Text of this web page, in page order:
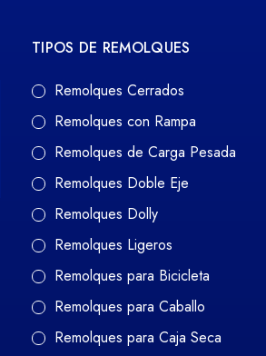
TIPOS DE REMOLQUES
Remolques Cerrados
Remolques con Rampa
Remolques de Carga Pesada
Remolques Doble Eje
Remolques Dolly
Remolques Ligeros
Remolques para Bicicleta
Remolques para Caballo
Remolques para Caja Seca